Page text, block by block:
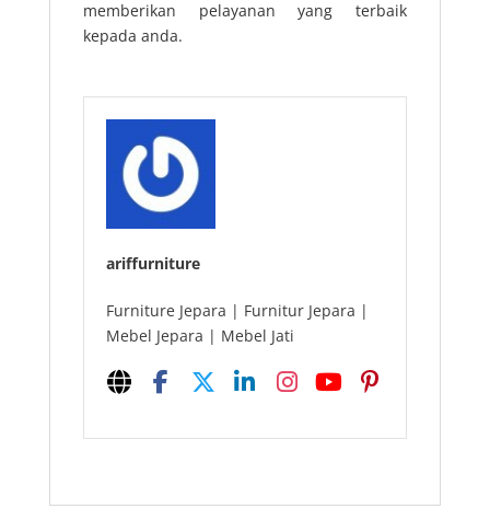
memberikan pelayanan yang terbaik
kepada anda.
ariffurniture
Furniture Jepara | Furnitur Jepara |
Mebel Jepara | Mebel Jati